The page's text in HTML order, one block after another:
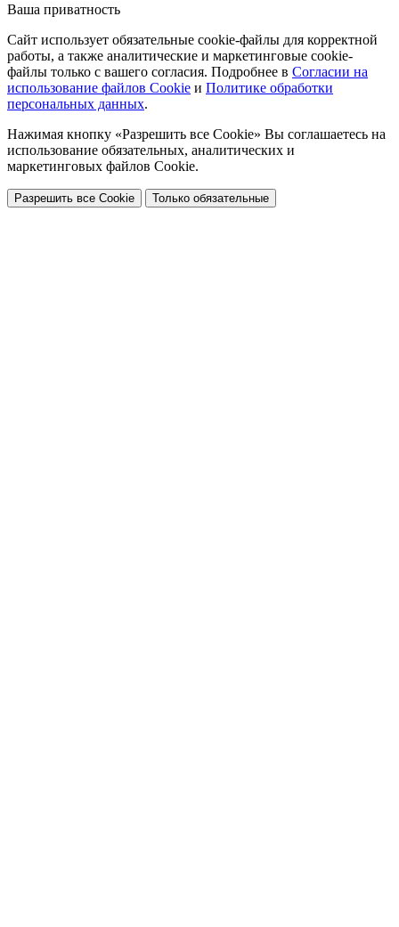
Ваша приватность
Сайт использует обязательные cookie-файлы для корректной
работы, а также аналитические и маркетинговые cookie-
файлы только с вашего согласия. Подробнее в Согласии на
использование файлов Cookie и Политике обработки
персональных данных.
Нажимая кнопку «Разрешить все Cookie» Вы соглашаетесь на
использование обязательных, аналитических и
маркетинговых файлов Cookie.
Разрешить все Cookie Только обязательные